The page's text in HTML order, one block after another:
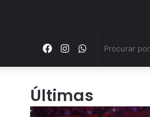
WhatsApp
Instagram
Facebook
Últimas